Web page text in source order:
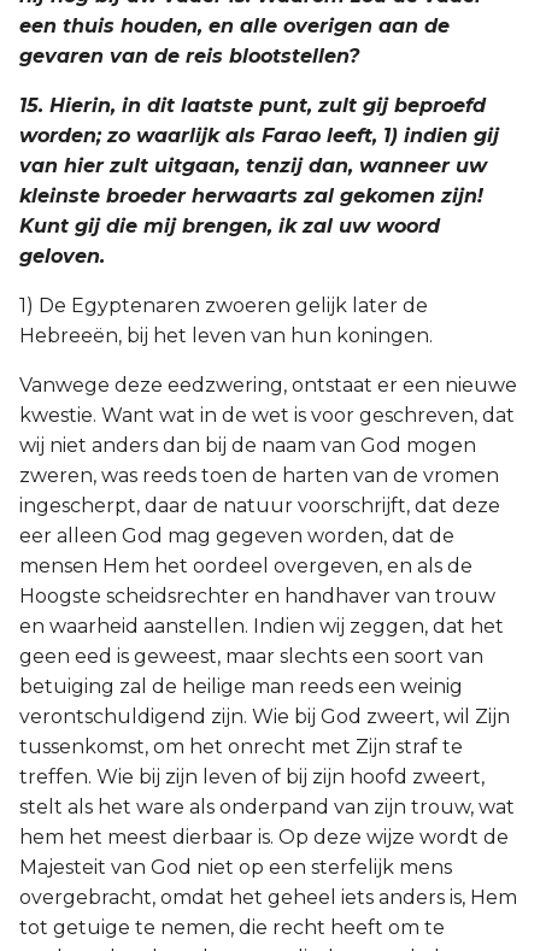
een thuis houden, en alle overigen aan de
gevaren van de reis blootstellen?
15. Hierin, in dit laatste punt, zult gij beproefd
worden; zo waarlijk als Farao leeft, 1) indien gij
van hier zult uitgaan, tenzij dan, wanneer uw
kleinste broeder herwaarts zal gekomen zijn!
Kunt gij die mij brengen, ik zal uw woord
geloven.
1) De Egyptenaren zwoeren gelijk later de
Hebreeën, bij het leven van hun koningen.
Vanwege deze eedzwering, ontstaat er een nieuwe
kwestie. Want wat in de wet is voor geschreven, dat
wij niet anders dan bij de naam van God mogen
zweren, was reeds toen de harten van de vromen
ingescherpt, daar de natuur voorschrijft, dat deze
eer alleen God mag gegeven worden, dat de
mensen Hem het oordeel overgeven, en als de
Hoogste scheidsrechter en handhaver van trouw
en waarheid aanstellen. Indien wij zeggen, dat het
geen eed is geweest, maar slechts een soort van
betuiging zal de heilige man reeds een weinig
verontschuldigend zijn. Wie bij God zweert, wil Zijn
tussenkomst, om het onrecht met Zijn straf te
treffen. Wie bij zijn leven of bij zijn hoofd zweert,
stelt als het ware als onderpand van zijn trouw, wat
hem het meest dierbaar is. Op deze wijze wordt de
Majesteit van God niet op een sterfelijk mens
overgebracht, omdat het geheel iets anders is, Hem
tot getuige te nemen, die recht heeft om te